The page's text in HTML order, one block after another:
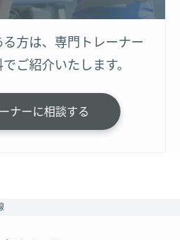
方は、専門トレーナー
ご紹介いたします。
ナーに相談する